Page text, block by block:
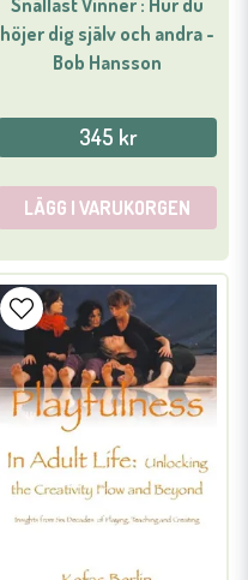
Snällast Vinner : Hur du
höjer dig själv och andra -
Bob Hansson
345 kr
LÄGG I VARUKORGEN